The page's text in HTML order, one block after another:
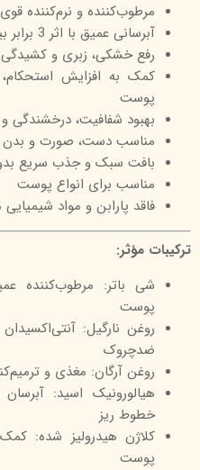
مرطوب‌کننده و نرم‌کننده
آبرسانی عمیق با اثر 3 برابر بیشتر
رفع خشکی، زبری و
کمک به افزایش
پوست
بهبود شفافیت،
مناسب دست، صورت و بدن
بافت سبک و جذب سریع
مناسب برای انواع پوست
فاقد پارابن و مواد
ترکیبات مؤثر:
شی باتر: مرطوب‌کننده
پوست
روغن نارگیل:
ضدچروک
روغن آرگان: مغذی و
هیالورونیک اسید:
خطوط ریز
کلاژن هیدرولیز شده:
پوست